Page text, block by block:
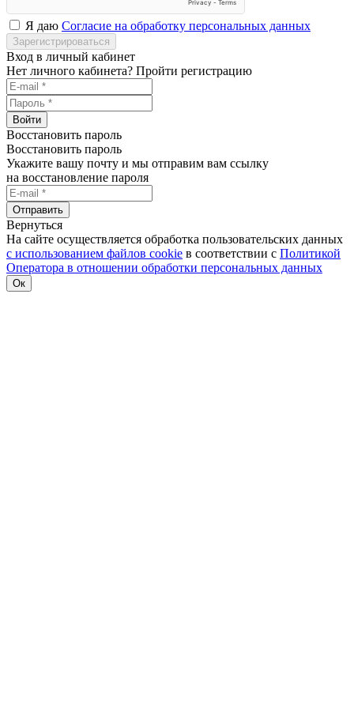
Я даю Согласие на обработку персональных данных
Зарегистрироваться
Вход в личный кабинет
Нет личного кабинета? Пройти регистрацию
Войти
Восстановить пароль
Восстановить пароль
Укажите вашу почту и мы отправим вам ссылку
на восстановление пароля
Отправить
Вернуться
На сайте осуществляется обработка пользовательских данных
с использованием файлов cookie в соответствии с Политикой
Оператора в отношении обработки персональных данных
Ок